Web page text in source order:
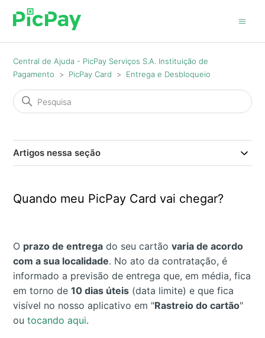
Central de Ajuda - PicPay Serviços S.A. Instituição de
Pagamento
PicPay Card Entrega e Desbloqueio
Artigos nessa seção
Quando meu PicPay Card vai chegar?
O prazo de entrega do seu cartãovaria de acordo
com a sua localidade. No ato da contratação, é
informado a previsão de entrega que, em média, fica
em torno de10 dias úteis (data limite) e que fica
visível no nosso aplicativo em "Rastreio do cartão"
outocando aqui.